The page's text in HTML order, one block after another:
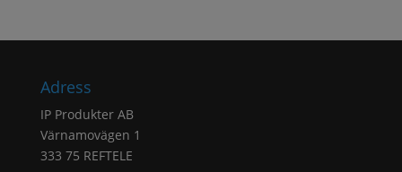
Adress
IP Produkter AB
Värnamovägen 1
333 75 REFTELE